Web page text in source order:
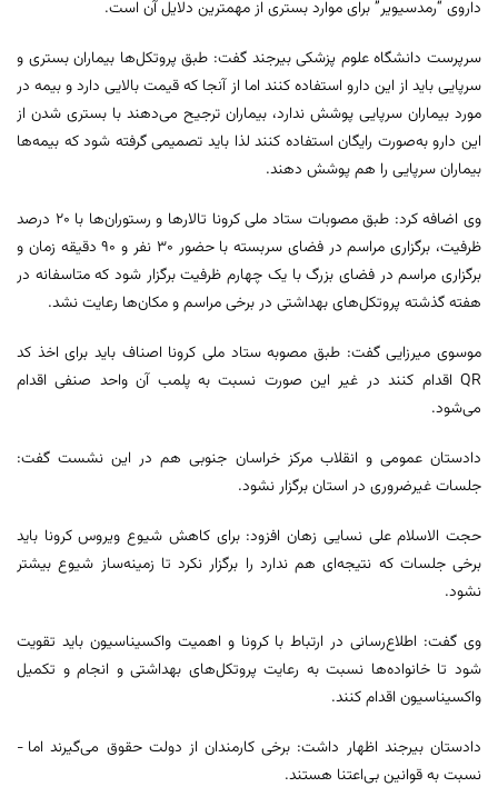
داروی “رمدسیویر” برای موارد بستری از مهمترین دلایل آن است.
سرپرست دانشگاه علوم پزشکی بیرجند گفت: طبق پروتکل‌ها بیماران بستری و
سرپایی باید از این دارو استفاده کنند اما از آنجا که قیمت بالایی دارد و بیمه در
مورد بیماران سرپایی پوشش ندارد، بیماران ترجیح می‌دهند با بستری شدن از
این دارو به‌صورت رایگان استفاده کنند لذا باید تصمیمی گرفته شود که بیمه‌ها
بیماران سرپایی را هم پوشش دهند.
وی اضافه کرد: طبق مصوبات ستاد ملی کرونا تالارها و رستوران‌ها با ۲۰ درصد
ظرفیت، برگزاری مراسم در فضای سربسته با حضور ۳۰ نفر و ۹۰ دقیقه زمان و
برگزاری مراسم‌ در فضای بزرگ با یک چهارم ظرفیت برگزار شود که متاسفانه در
هفته گذشته پروتکل‌های بهداشتی در برخی مراسم‌ و مکان‌ها رعایت نشد.
موسوی میرزایی گفت: طبق مصوبه ستاد ملی کرونا اصناف باید برای اخذ کد
QR اقدام کنند در غیر این صورت نسبت به پلمب آن واحد صنفی اقدام
می‌شود.
دادستان عمومی و انقلاب مرکز خراسان جنوبی هم در این نشست گفت:
جلسات غیرضروری در استان برگزار نشود.
حجت الاسلام علی نسایی‌ زهان افزود: برای کاهش شیوع ویروس کرونا باید
برخی جلسات که نتیجه‌ای هم ندارد را برگزار نکرد تا زمینه‌ساز شیوع بیشتر
نشود.
وی گفت: اطلاع‌رسانی در ارتباط با کرونا و اهمیت واکسیناسیون باید تقویت
شود تا خانواده‌ها نسبت به رعایت پروتکل‌های بهداشتی و انجام و تکمیل
واکسیناسیون اقدام کنند.
دادستان بیرجند اظهار داشت: برخی کارمندان از دولت حقوق می‌گیرند اما ­
نسبت به قوانین بی‌اعتنا هستند.